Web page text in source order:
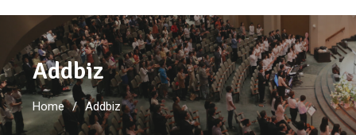
Addbiz
Home Addbiz